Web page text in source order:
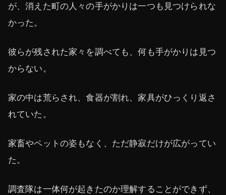
が、消えた町の人々の手がかりは一つも見つけられな
かった。
彼らが残された家々を調べても、何も手がかりは見つ
からない。
家の中は荒らされ、食器が割れ、家具がひっくり返さ
れていた。
家畜やペットの姿もなく、ただ静寂だけが広がってい
た。
調査隊は一体何が起きたのか理解することができず、